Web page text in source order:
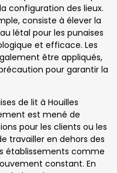
configuration des lieux.
consiste à élever la
létal pour les punaises
et efficace. Les
être appliqués,
pour garantir la
de lit à Houilles
est mené de
pour les clients ou les
travailler en dehors des
établissements comme
constant. En